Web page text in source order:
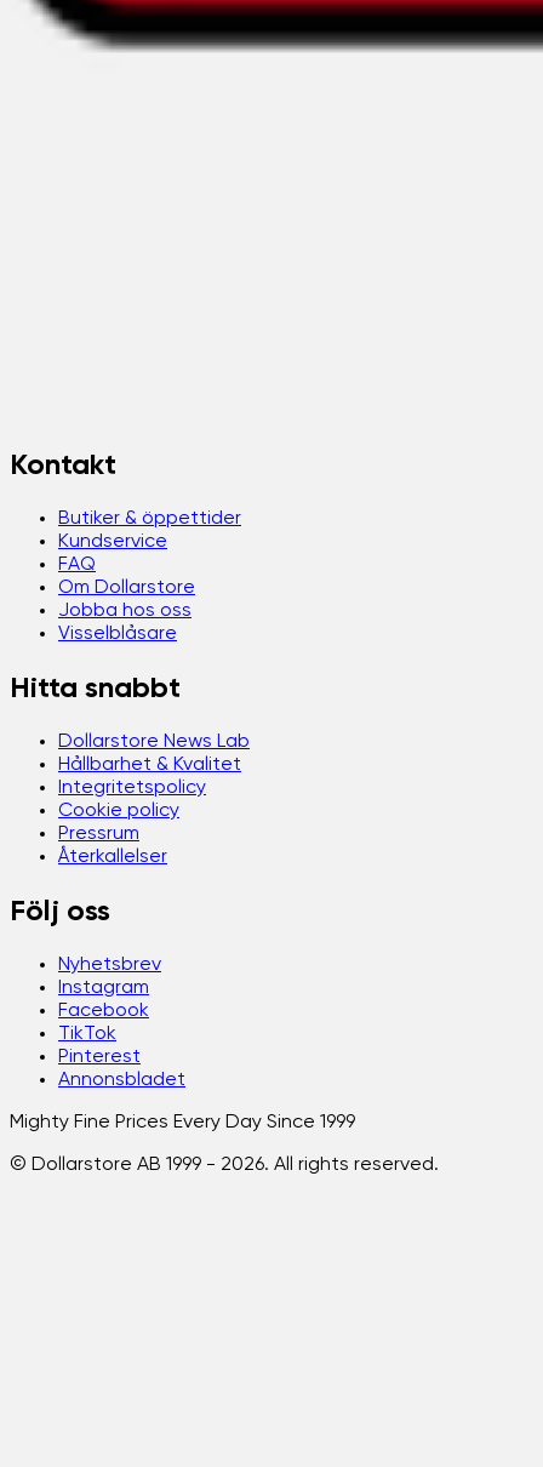
Kontakt
Butiker & öppettider
Kundservice
FAQ
Om Dollarstore
Jobba hos oss
Visselblåsare
Hitta snabbt
Dollarstore News Lab
Hållbarhet & Kvalitet
Integritetspolicy
Cookie policy
Pressrum
Återkallelser
Följ oss
Nyhetsbrev
Instagram
Facebook
TikTok
Pinterest
Annonsbladet
Mighty Fine Prices Every Day Since 1999
© Dollarstore AB 1999 - 2026. All rights reserved.